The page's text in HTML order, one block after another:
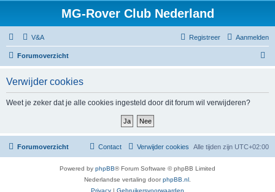
MG-Rover Club Nederland
V&A Aanmelden
Registreer
Forumoverzicht
Verwijder cookies
Weet je zeker dat je alle cookies ingesteld door dit forum wil verwijderen?
Forumoverzicht Alle tijden zijn UTC+02:00
Verwijder cookies
Contact
Powered by phpBB® Forum Software © phpBB Limited
Nederlandse vertaling doorphpBB.nl
Privacy | Gebruikersvoorwaarden